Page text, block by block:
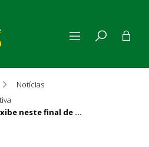
Notícias
TV Câmara Distrital exibe neste final de semana filmes premiados com o Troféu CLDF